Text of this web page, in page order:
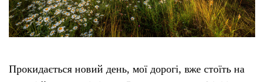
Етичний кодекс
Рекламні прайси
Про нас
Прокидається новий день, мої дорогі, вже стоїть на